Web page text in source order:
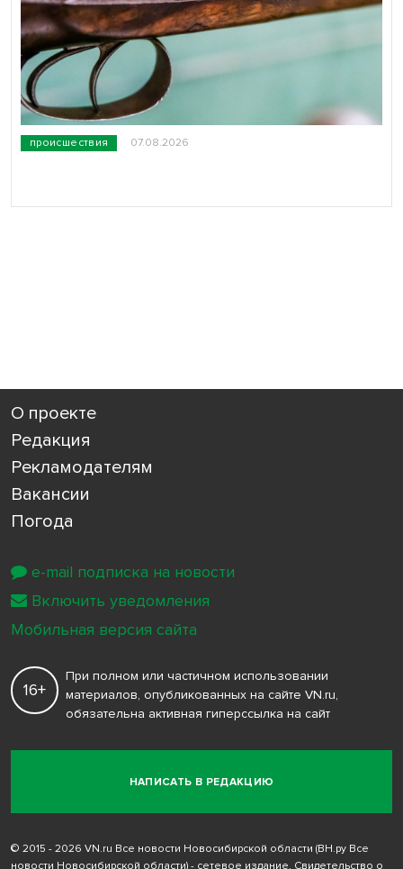
происшествия 07.08.2026
О проекте
Редакция
Рекламодателям
Вакансии
Погода
НАПИСАТЬ В РЕДАКЦИЮ
16+
При полном или частичном использовании
материалов, опубликованных на сайте VN.ru,
обязательна активная гиперссылка на сайт
© 2015 - 2026 VN.ru Все новости Новосибирской области (ВН.ру Все
новости Новосибирской области) - сетевое издание. Свидетельство о
e-mail подписка на новости
Включить уведомления
Мобильная версия сайта